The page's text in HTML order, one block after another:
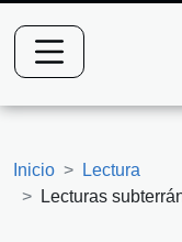
Inicio
Lectura
Lecturas